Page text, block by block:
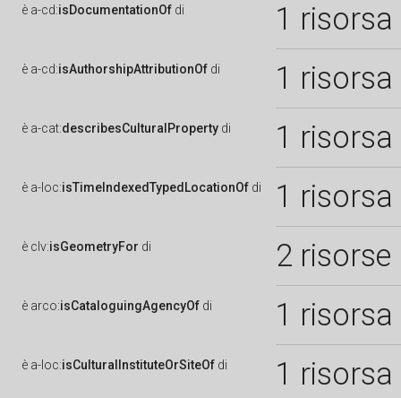
è a-cd:isDocumentationOf di 1 risorsa
è a-cd:isAuthorshipAttributionOf di 1 risorsa
è a-cat:describesCulturalProperty di 1 risorsa
è a-loc:isTimeIndexedTypedLocationOf di 1 risorsa
è clv:isGeometryFor di 2 risorse
è arco:isCataloguingAgencyOf di 1 risorsa
è a-loc:isCulturalInstituteOrSiteOf di 1 risorsa